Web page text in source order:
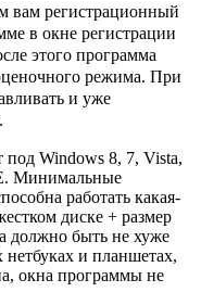
регистрационный
в окне регистрации
этого программа
режима. При
и уже
под Windows 8, 7, Vista,
Минимальные
работать какая-
диске + размер
должно быть не хуже
и планшетах,
окна программы не